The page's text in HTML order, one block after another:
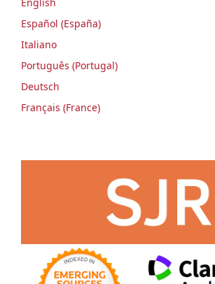
Español (España)
Italiano
Português (Portugal)
Deutsch
Français (France)